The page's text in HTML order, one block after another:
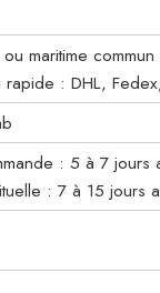
maritime commun
: DHL,
: 5 à 7
: 7 à 15 jours